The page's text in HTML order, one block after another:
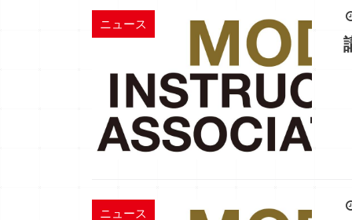
ニュース
ニュース